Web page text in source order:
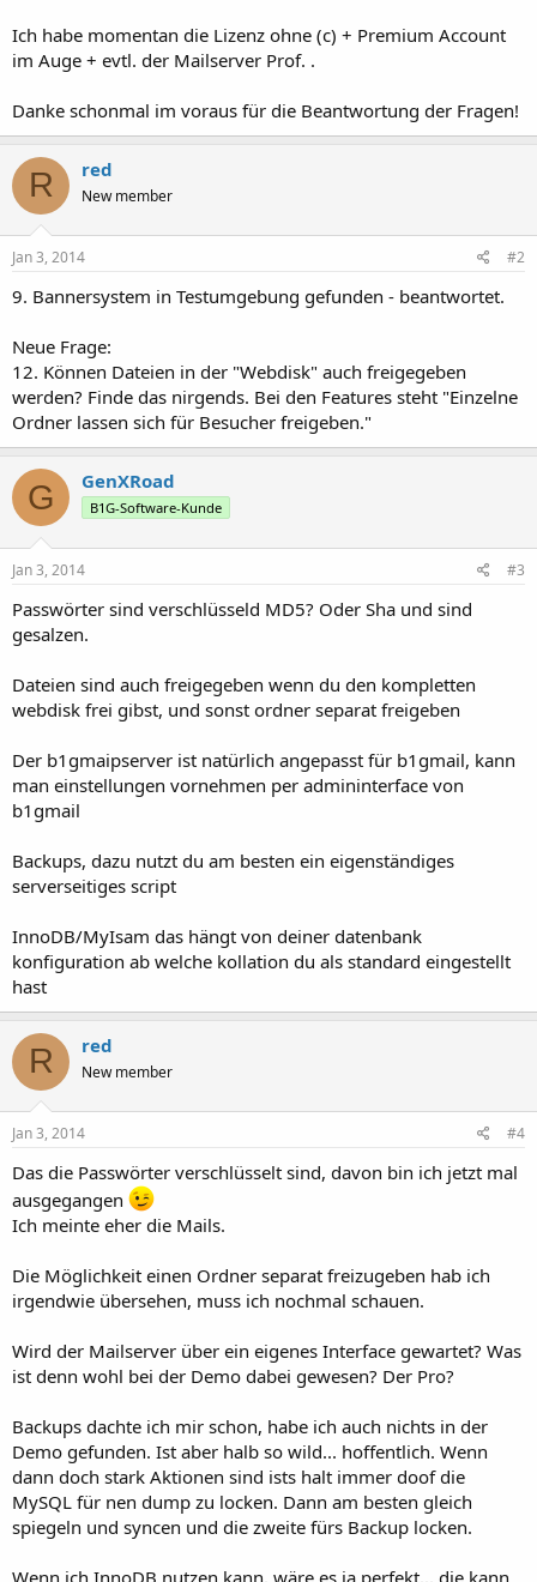
Ich habe momentan die Lizenz ohne (c) + Premium Account
im Auge + evtl. der Mailserver Prof. .
Danke schonmal im voraus für die Beantwortung der Fragen!
R red
New member
Jan 3, 2014 #2
9. Bannersystem in Testumgebung gefunden - beantwortet.
Neue Frage:
12. Können Dateien in der "Webdisk" auch freigegeben
werden? Finde das nirgends. Bei den Features steht "Einzelne
Ordner lassen sich für Besucher freigeben."
G GenXRoad
B1G-Software-Kunde
Jan 3, 2014 #3
Passwörter sind verschlüsseld MD5? Oder Sha und sind
gesalzen.
Dateien sind auch freigegeben wenn du den kompletten
webdisk frei gibst, und sonst ordner separat freigeben
Der b1gmaipserver ist natürlich angepasst für b1gmail, kann
man einstellungen vornehmen per admininterface von
b1gmail
Backups, dazu nutzt du am besten ein eigenständiges
serverseitiges script
InnoDB/MyIsam das hängt von deiner datenbank
konfiguration ab welche kollation du als standard eingestellt
hast
R red
New member
Jan 3, 2014 #4
Das die Passwörter verschlüsselt sind, davon bin ich jetzt mal
ausgegangen
Ich meinte eher die Mails.
Die Möglichkeit einen Ordner separat freizugeben hab ich
irgendwie übersehen, muss ich nochmal schauen.
Wird der Mailserver über ein eigenes Interface gewartet? Was
ist denn wohl bei der Demo dabei gewesen? Der Pro?
Backups dachte ich mir schon, habe ich auch nichts in der
Demo gefunden. Ist aber halb so wild... hoffentlich. Wenn
dann doch stark Aktionen sind ists halt immer doof die
MySQL für nen dump zu locken. Dann am besten gleich
spiegeln und syncen und die zweite fürs Backup locken.
Wenn ich InnoDB nutzen kann, wäre es ja perfekt... die kann